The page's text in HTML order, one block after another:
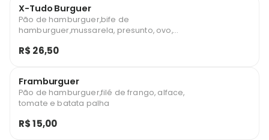
X-Tudo Burguer
Pão de hamburguer,bife de
hamburguer,mussarela, presunto, ovo,
R$ 26,50
Framburguer
Pão de hamburguer,filé de frango, alface,
tomate e batata palha
R$ 15,00